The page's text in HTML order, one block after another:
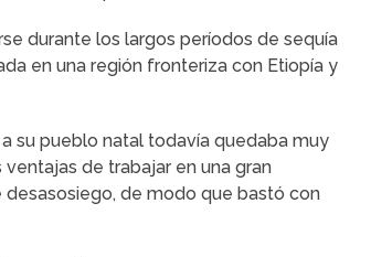
durante los largos períodos de sequía
en una región fronteriza con Etiopía y
su pueblo natal todavía quedaba muy
de trabajar en una gran
de modo que bastó con